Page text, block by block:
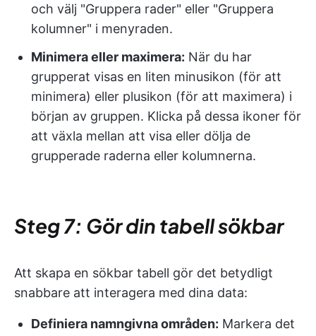
och välj "Gruppera rader" eller "Gruppera
kolumner" i menyraden.
Minimera eller maximera: När du har
grupperat visas en liten minusikon (för att
minimera) eller plusikon (för att maximera) i
början av gruppen. Klicka på dessa ikoner för
att växla mellan att visa eller dölja de
grupperade raderna eller kolumnerna.
Steg 7: Gör din tabell sökbar
Att skapa en sökbar tabell gör det betydligt
snabbare att interagera med dina data:
Definiera namngivna områden: Markera det